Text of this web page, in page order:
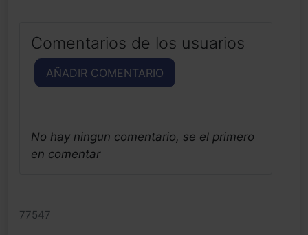
Comentarios de los usuarios
AÑADIR COMENTARIO
No hay ningun comentario, se el primero
en comentar
77547